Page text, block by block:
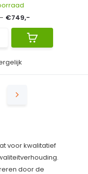
€749,-
voor kwalitatief
door de